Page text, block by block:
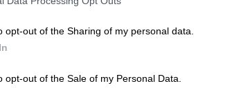
opt-out of the Sharing of my personal data.
opt-out of the Sale of my Personal Data.
το Πανεπιστήμιο Μακεδονίας
την αξιοποίηση των
η σίτιση όσων αποκλείονταν